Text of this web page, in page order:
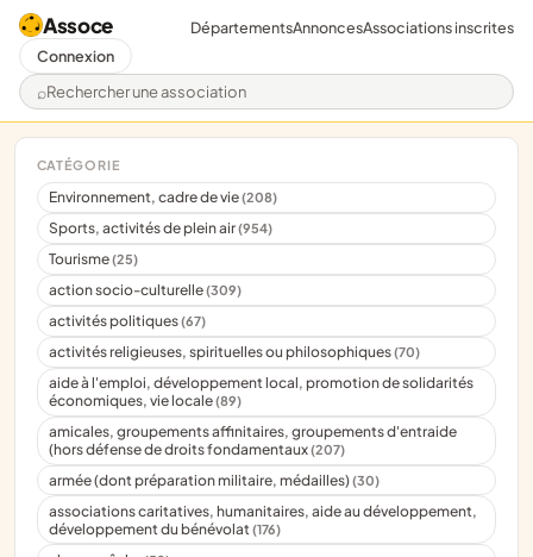
Assoce
Rechercher une association
DépartementsAnnoncesAssociations inscrites
Connexion
CATÉGORIE
Environnement, cadre de vie(208)
Sports, activités de plein air(954)
Tourisme(25)
action socio-culturelle(309)
activités politiques(67)
activités religieuses, spirituelles ou philosophiques(70)
aide à l'emploi, développement local, promotion de solidarités
économiques, vie locale(89)
amicales, groupements affinitaires, groupements d'entraide
(hors défense de droits fondamentaux(207)
armée (dont préparation militaire, médailles)(30)
associations caritatives, humanitaires, aide au développement,
développement du bénévolat(176)